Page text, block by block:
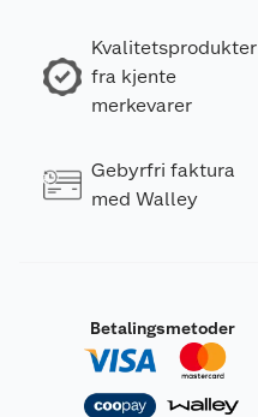
Kvalitetsprodukter
fra kjente
merkevarer
Gebyrfri faktura
med Walley
Betalingsmetoder